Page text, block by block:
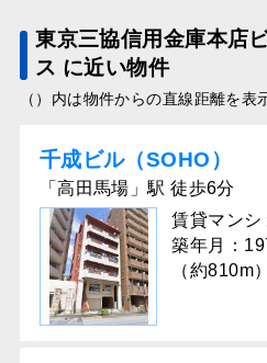
東京三協信用金庫本店
ス に近い物件
（）内は物件からの直線距離を表
千成ビル（SOHO）
「高田馬場」駅 徒歩6分
賃貸マンシ
築年月：
（約810m）